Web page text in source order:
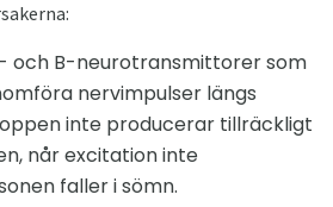
och B-neurotransmittorer som
nervimpulser längs
inte producerar tillräckligt
når excitation inte
faller i sömn.